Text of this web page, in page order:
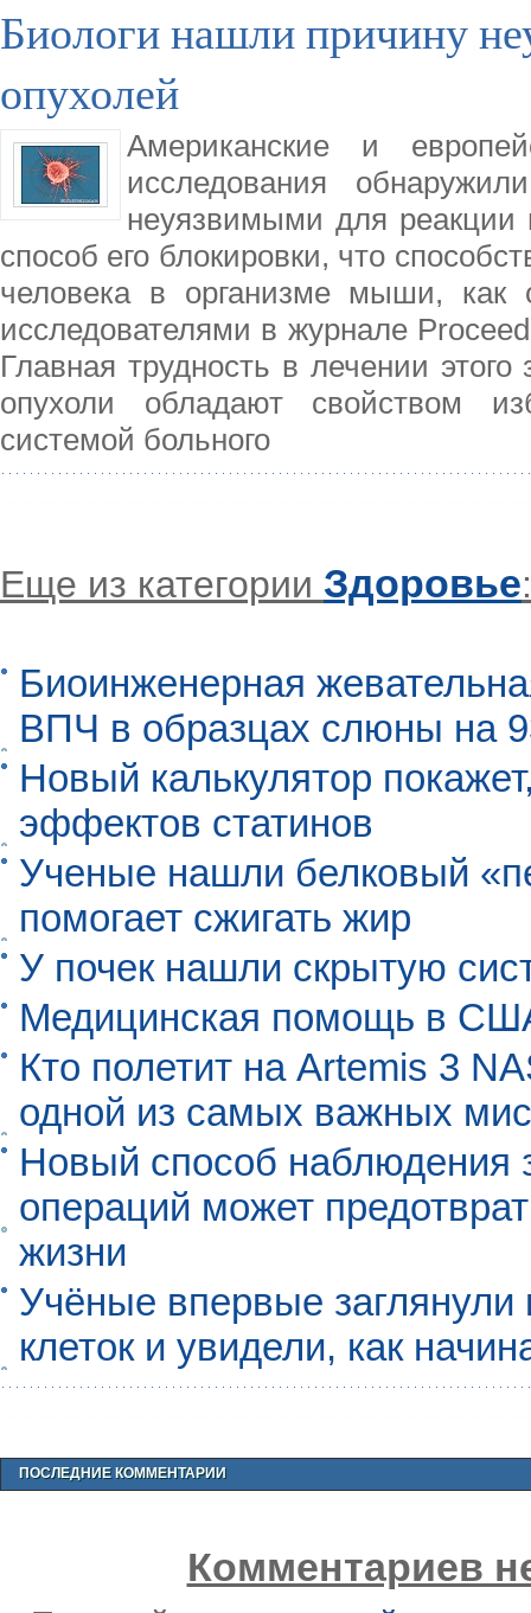
Биологи нашли причину
опухолей
Американские и
исследования
неуязвимыми для реакции
способ его блокировки, что
человека в организме мыши, как
исследователями в журнале
Главная трудность в лечении
опухоли обладают свойством
системой больного
Еще из категории Здоровье:
Биоинженерная
ВПЧ в образцах слюны на
Новый калькулятор
эффектов статинов
Ученые нашли белковый
помогает сжигать жир
У почек нашли скрытую
Медицинская помощь в
Кто полетит на Artemis 3
одной из самых важных
Новый способ наблюдения
операций может
жизни
Учёные впервые
клеток и увидели, как
ПОСЛЕДНИЕ КОММЕНТАРИИ
Комментариев